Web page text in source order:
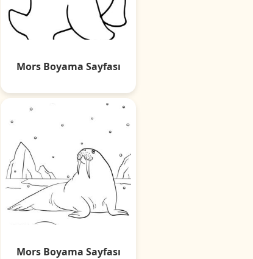
Mors Boyama Sayfası
Mors Boyama Sayfası